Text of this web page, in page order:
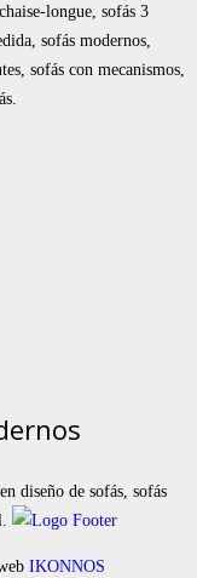
longue, sofás 3
sofás modernos,
sofás con mecanismos,
diseño de sofás, sofás
IKONNOS